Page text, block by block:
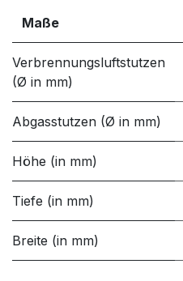
Maße
Verbrennungsluftstutzen
(Ø in mm)
Abgasstutzen (Ø in mm)
Höhe (in mm)
Tiefe (in mm)
Breite (in mm)